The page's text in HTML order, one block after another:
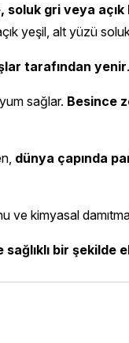
soluk gri veya
yeşil, alt yüzü
tarafından yenir.
sağlar. Besince
dünya çapında
kimyasal damıtma
sağlıklı bir şekilde